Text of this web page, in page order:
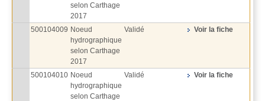
selon Carthage
2017
500104009 Noeud
hydrographique
selon Carthage
2017
Validé Voir la fiche
500104010 Noeud
hydrographique
selon Carthage
Validé Voir la fiche